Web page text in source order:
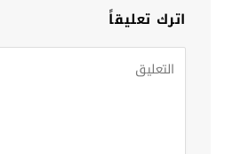
اترك تعليقاً